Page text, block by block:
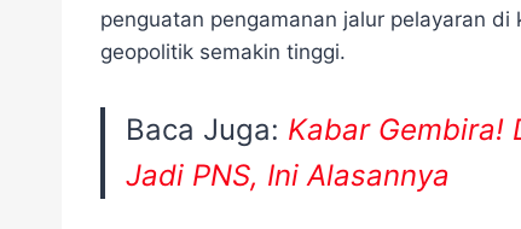
penguatan pengamanan jalur pelayaran
geopolitik semakin tinggi.
Baca Juga: Kabar Gembira!
Jadi PNS, Ini Alasannya